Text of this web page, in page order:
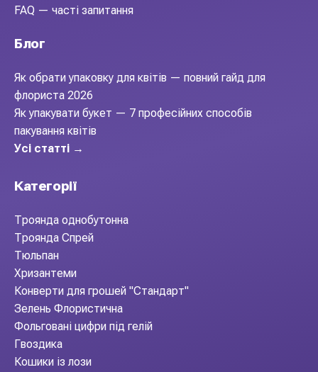
FAQ — часті запитання
Блог
Як обрати упаковку для квітів — повний гайд для
флориста 2026
Як упакувати букет — 7 професійних способів
пакування квітів
Усі статті →
Категорії
Троянда однобутонна
Троянда Спрей
Тюльпан
Хризантеми
Конверти для грошей "Стандарт"
Зелень Флористична
Фольговані цифри під гелій
Гвоздика
Кошики із лози